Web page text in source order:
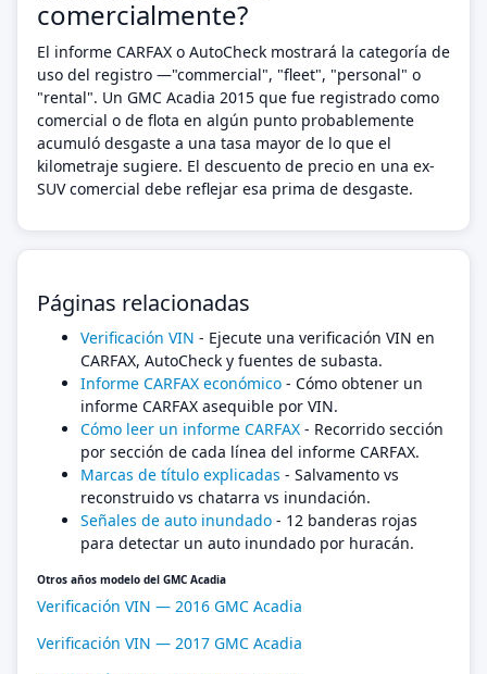
comercialmente?
El informe CARFAX o AutoCheck mostrará la categoría de
uso del registro —"commercial", "fleet", "personal" o
"rental". Un GMC Acadia 2015 que fue registrado como
comercial o de flota en algún punto probablemente
acumuló desgaste a una tasa mayor de lo que el
kilometraje sugiere. El descuento de precio en una ex-
SUV comercial debe reflejar esa prima de desgaste.
Páginas relacionadas
Verificación VIN - Ejecute una verificación VIN en
CARFAX, AutoCheck y fuentes de subasta.
Informe CARFAX económico - Cómo obtener un
informe CARFAX asequible por VIN.
Cómo leer un informe CARFAX - Recorrido sección
por sección de cada línea del informe CARFAX.
Marcas de título explicadas - Salvamento vs
reconstruido vs chatarra vs inundación.
Señales de auto inundado - 12 banderas rojas
para detectar un auto inundado por huracán.
Otros años modelo del GMC Acadia
Verificación VIN — 2016 GMC Acadia
Verificación VIN — 2017 GMC Acadia